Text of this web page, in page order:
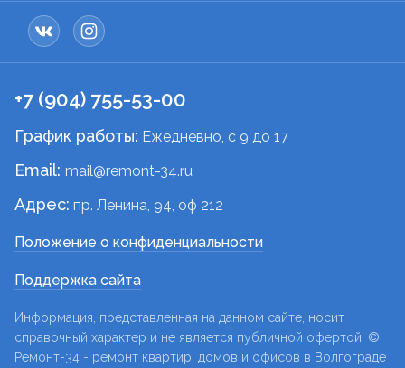
+7 (904) 755-53-00
График работы: Ежедневно, c 9 до 17
Email: mail@remont-34.ru
Адрес: пр. Ленина, 94, оф 212
Положение о конфиденциальности
Поддержка сайта
Информация, представленная на данном сайте, носит
справочный характер и не является публичной офертой. ©
Ремонт-34 - ремонт квартир, домов и офисов в Волгограде